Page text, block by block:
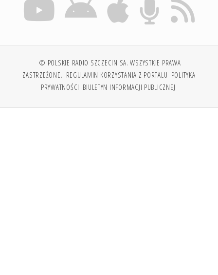
© POLSKIE RADIO SZCZECIN SA. WSZYSTKIE PRAWA
ZASTRZEŻONE. REGULAMIN KORZYSTANIA Z PORTALU POLITYKA
PRYWATNOŚCI BIULETYN INFORMACJI PUBLICZNEJ